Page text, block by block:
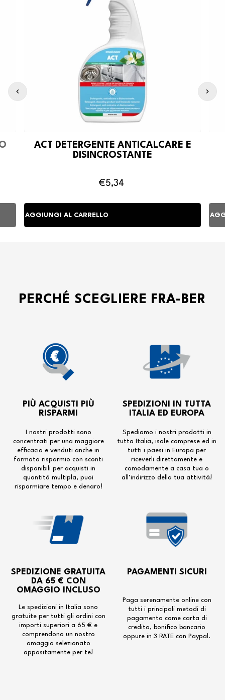
ACT DETERGENTE ANTICALCARE E
DISINCROSTANTE
€5,34
PERCHÉ SCEGLIERE FRA-BER
PIÙ ACQUISTI PIÙ
RISPARMI
I nostri prodotti sono
concentrati per una maggiore
efficacia e venduti anche in
formato risparmio con sconti
disponibili per acquisti in
quantità multipla, puoi
risparmiare tempo e denaro!
SPEDIZIONI IN TUTTA
ITALIA ED EUROPA
Spediamo i nostri prodotti in
tutta Italia, isole comprese ed in
tutti i paesi in Europa per
riceverli direttamente e
comodamente a casa tua o
all’indirizzo della tua attività!
SPEDIZIONE GRATUITA
DA 65 € CON
OMAGGIO INCLUSO
Le spedizioni in Italia sono
gratuite per tutti gli ordini con
importi superiori a 65 € e
comprendono un nostro
omaggio selezionato
appositamente per te!
PAGAMENTI SICURI
Paga serenamente online con
tutti i principali metodi di
pagamento come carta di
credito, bonifico bancario
oppure in 3 RATE con Paypal.